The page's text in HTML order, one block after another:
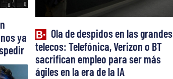
ya
Ola de despidos en las grandes
telecos: Telefónica, Verizon o BT
sacrifican empleo para ser más
ágiles en la era de la IA